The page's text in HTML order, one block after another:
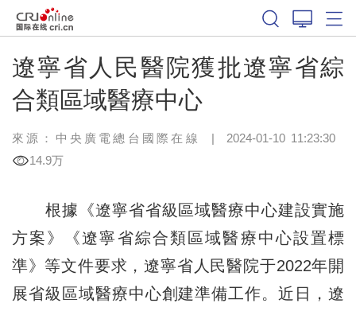
遼寧省人民醫院獲批遼寧省綜
合類區域醫療中心
來源：中央廣電總台國際在線 | 2024-01-10 11:23:30
14.9万
根據《遼寧省省級區域醫療中心建設實施
方案》《遼寧省綜合類區域醫療中心設置標
準》等文件要求，遼寧省人民醫院于2022年開
展省級區域醫療中心創建準備工作。近日，遼